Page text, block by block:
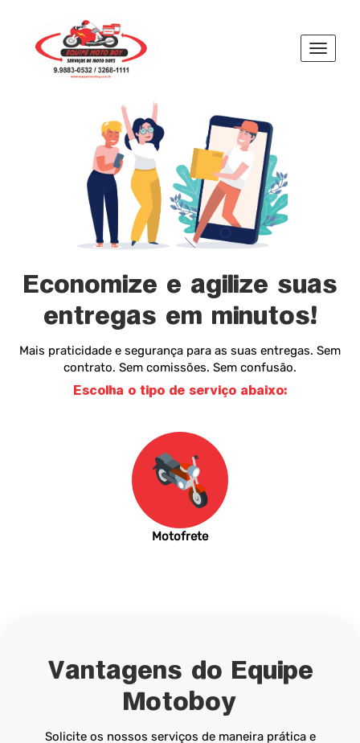
Toggle
Economize e agilize suas
entregas em minutos!
Mais praticidade e segurança para as suas entregas. Sem
contrato. Sem comissões. Sem confusão.
Escolha o tipo de serviço abaixo:
Motofrete
Vantagens do Equipe
Motoboy
Solicite os nossos serviços de maneira prática e